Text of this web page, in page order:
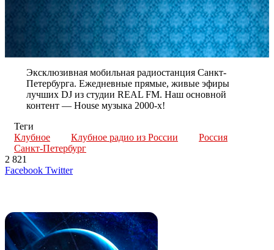
Эксклюзивная мобильная радиостанция Санкт-
Петербурга. Ежедневные прямые, живые эфиры
лучших DJ из студии REAL FM. Наш основной
контент — House музыка 2000-х!
Теги
Клубное
Клубное радио из России
Россия
Санкт-Петербург
2 821
Facebook TwitterLinkedIn
Tumblr
Reddit
Вконтакте
Одноклассники
Skype
Messenger
Messenger
WhatsApp
Telegram
Viber
Line
Поделиться
Печатать